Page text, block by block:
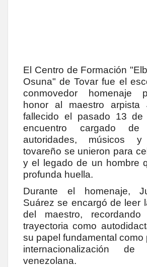
El Centro de Formación
Osuna" de Tovar fue el
conmovedor homenaje
honor al maestro arpista
fallecido el pasado 13
encuentro cargado de
autoridades, músicos
tovareño se unieron para
y el legado de un hombre
profunda huella.
Durante el homenaje,
Suárez se encargó de leer
del maestro,
trayectoria como
su papel fundamental como
internacionalización
venezolana.